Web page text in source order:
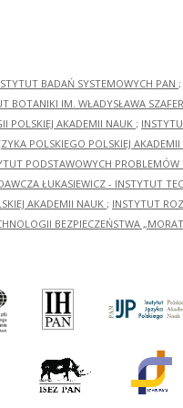
BADAŃ SYSTEMOWYCH PAN ;
BOTANIKI IM. WŁADYSŁAWA
POLSKIEJ AKADEMII NAUK ;
POLSKIEGO POLSKIEJ
PODSTAWOWYCH PROBLEMÓW
ŁUKASIEWICZ - INSTYTUT
AKADEMII NAUK ; INSTYTUT
BEZPIECZEŃSTWA